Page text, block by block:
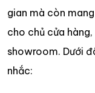
gian mà còn
cho chủ cửa
showroom. Dưới
nhắc: